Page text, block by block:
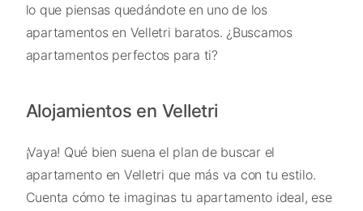
lo que piensas quedándote en uno de los
apartamentos en Velletri baratos. ¿Buscamos
apartamentos perfectos para ti?
Alojamientos en Velletri
¡Vaya! Qué bien suena el plan de buscar el
apartamento en Velletri que más va con tu estilo.
Cuenta cómo te imaginas tu apartamento ideal, ese